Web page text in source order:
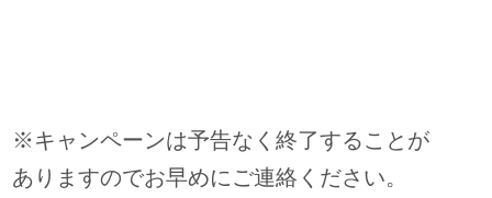
※キャンペーンは予告なく終了することが
ありますのでお早めにご連絡ください。